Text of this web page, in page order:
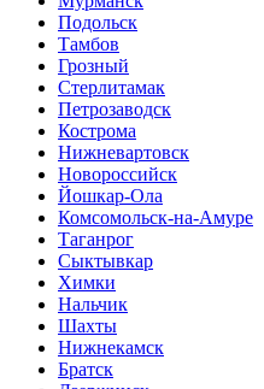
Подольск
Тамбов
Грозный
Стерлитамак
Петрозаводск
Кострома
Нижневартовск
Новороссийск
Йошкар-Ола
Комсомольск-на-Амуре
Таганрог
Сыктывкар
Химки
Нальчик
Шахты
Нижнекамск
Братск